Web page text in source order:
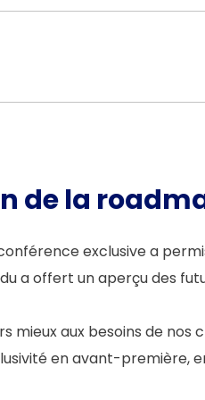
via leur smartphone.
d’innovation que notre
de la
exclusive a
a offert un aperçu des
mieux aux besoins de nos
en avant-première,